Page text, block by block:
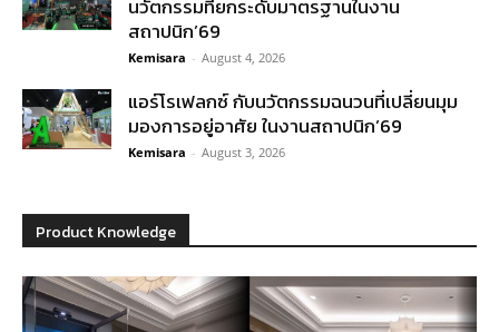
นวัตกรรมที่ยกระดับมาตรฐานในงาน
สถาปนิก’69
Kemisara - August 4, 2026
แอร์โรเฟลกซ์ กับนวัตกรรมฉนวนที่เปลี่ยนมุม
มองการอยู่อาศัย ในงานสถาปนิก’69
Kemisara - August 3, 2026
Product Knowledge